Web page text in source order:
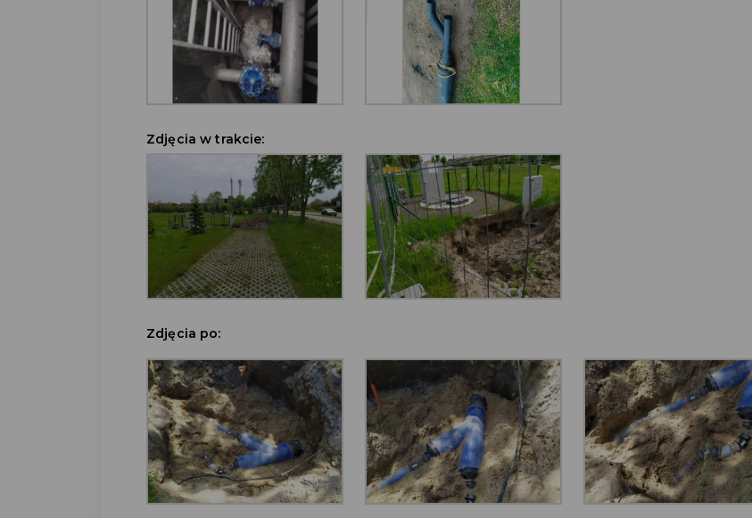
Zdjęcia w trakcie:
Zdjęcia po: